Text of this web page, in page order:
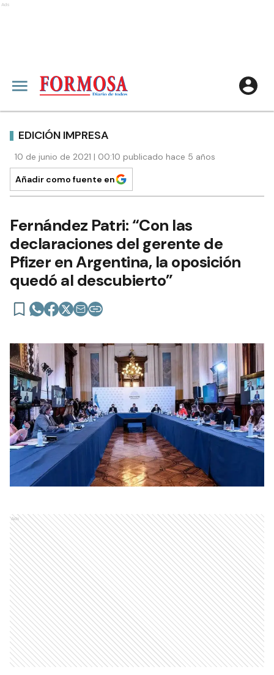
Ads
EDICIÓN IMPRESA
10 de junio de 2021 | 00:10 publicado hace 5 años
Añadir como fuente en
Fernández Patri: “Con las
declaraciones del gerente de
Pfizer en Argentina, la oposición
quedó al descubierto”
Ads